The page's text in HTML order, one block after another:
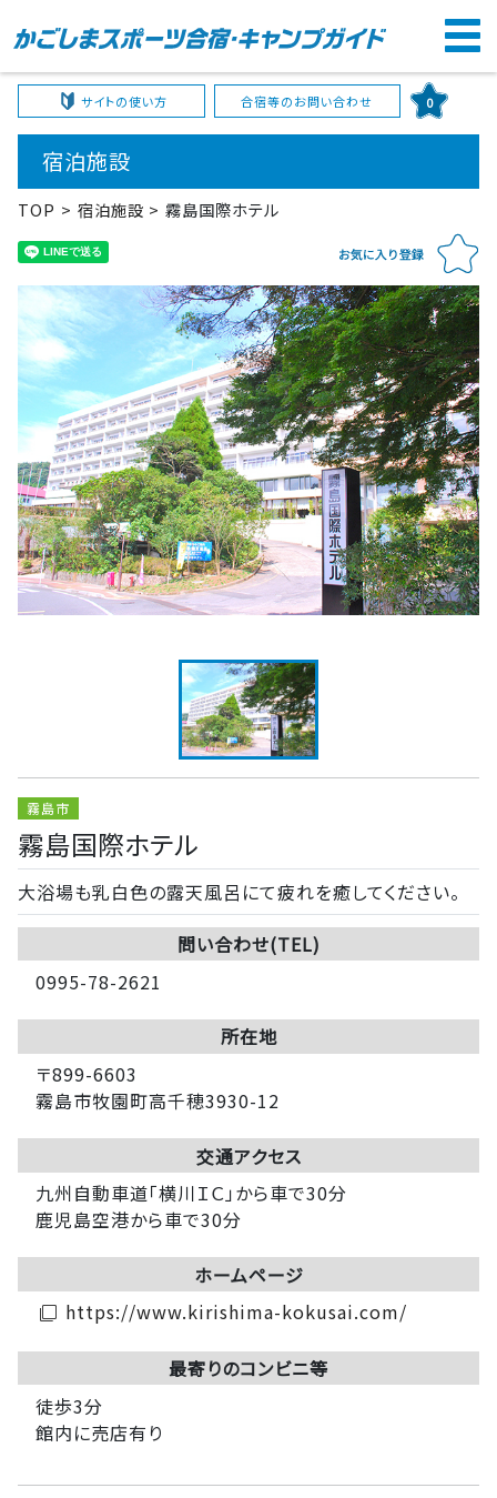
サイトの使い方 合宿等のお問い合わせ 0
宿泊施設
TOP 宿泊施設 霧島国際ホテル
霧島市
霧島国際ホテル
大浴場も乳白色の露天風呂にて疲れを癒してください。
問い合わせ(TEL)
0995-78-2621
所在地
〒899-6603
霧島市牧園町高千穂3930-12
交通アクセス
九州自動車道「横川ＩＣ」から車で30分
鹿児島空港から車で30分
ホームページ
filter_none https://www.kirishima-kokusai.com/
最寄りのコンビニ等
徒歩3分
館内に売店有り